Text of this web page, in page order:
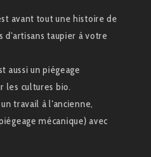
avant tout une histoire de
d'artisans taupier à votre
aussi un piégeage
les cultures bio.
travail à l'ancienne,
mécanique) avec